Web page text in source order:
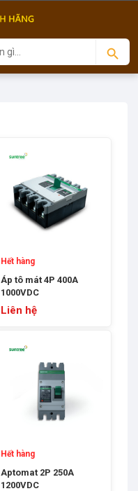
Hết hàng
Áp tô mát 4P 400A
1000VDC
Liên hệ
Hết hàng
Aptomat 2P 250A
1200VDC